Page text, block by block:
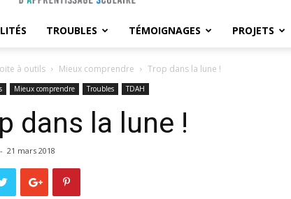
TROUBLES TÉMOIGNAGES PROJETS
à outils Mieux comprendre Trop dans la lune !
Mieux comprendre Troubles TDAH
dans la lune !
- 21 mars 2018